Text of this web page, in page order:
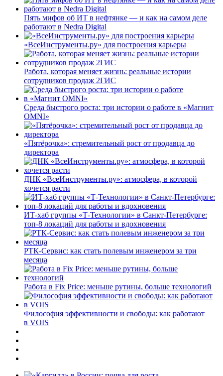
Пять мифов об ИТ в нефтянке — и как на самом деле
работают в Nedra Digital
«ВсеИнструменты.ру» для построения карьеры
Работа, которая меняет жизнь: реальные истории
сотрудников продаж 2ГИС
Среда быстрого роста: три истории о работе в «Магнит
OMNI»
«Пятёрочка»: стремительный рост от продавца до
директора
ДНК «ВсеИнструменты.ру»: атмосфера, в которой
хочется расти
ИТ-хаб группы «Т-Технологии» в Санкт-Петербурге:
топ-8 локаций для работы и вдохновения
РТК-Сервис: как стать полевым инженером за три
месяца
Работа в Fix Price: меньше рутины, больше технологий
Философия эффективности и свободы: как работают
в VOIS